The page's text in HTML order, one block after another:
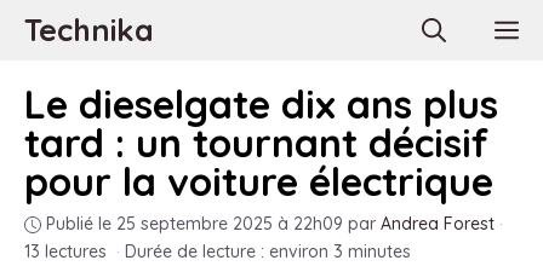
AllerTechnika
Le dieselgate dix ans plus
tard : un tournant décisif
pour la voiture électrique
Publié le 25 septembre 2025 à 22h09 par Andrea Forest ·
13 lectures · Durée de lecture : environ 3 minutes